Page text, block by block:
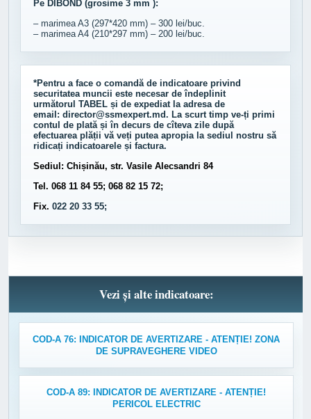
Pe DIBOND (grosime 3 mm ):
– marimea A3 (297*420 mm) – 300 lei/buc.
– marimea A4 (210*297 mm) – 200 lei/buc.
*Pentru a face o comandă de indicatoare privind
securitatea muncii este necesar de îndeplinit
următorul TABEL și de expediat la adresa de
email: director@ssmexpert.md. La scurt timp ve-ți primi
contul de plată și în decurs de cîteva zile după
efectuarea plății vă veți putea apropia la sediul nostru să
ridicați indicatoarele și factura.
Sediul: Chișinău, str. Vasile Alecsandri 84
Tel. 068 11 84 55; 068 82 15 72;
Fix. 022 20 33 55;
Vezi și alte indicatoare:
COD-A 76: INDICATOR DE AVERTIZARE - ATENȚIE! ZONA
DE SUPRAVEGHERE VIDEO
COD-A 89: INDICATOR DE AVERTIZARE - ATENȚIE!
PERICOL ELECTRIC